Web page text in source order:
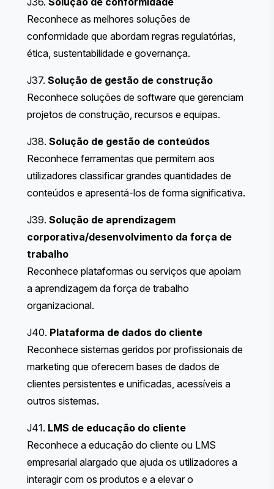
Reconhece as melhores soluções de
conformidade que abordam regras regulatórias,
ética, sustentabilidade e governança.
J37. Solução de gestão de construção
Reconhece soluções de software que gerenciam
projetos de construção, recursos e equipas.
J38. Solução de gestão de conteúdos
Reconhece ferramentas que permitem aos
utilizadores classificar grandes quantidades de
conteúdos e apresentá-los de forma significativa.
J39. Solução de aprendizagem
corporativa/desenvolvimento da força de
trabalho
Reconhece plataformas ou serviços que apoiam
a aprendizagem da força de trabalho
organizacional.
J40. Plataforma de dados do cliente
Reconhece sistemas geridos por profissionais de
marketing que oferecem bases de dados de
clientes persistentes e unificadas, acessíveis a
outros sistemas.
J41. LMS de educação do cliente
Reconhece a educação do cliente ou LMS
empresarial alargado que ajuda os utilizadores a
interagir com os produtos e a elevar o